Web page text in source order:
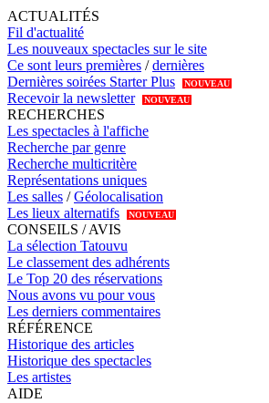
ACTUALITÉS
Fil d'actualité
Les nouveaux spectacles sur le site
Ce sont leurs premières /dernières
Dernières soirées Starter Plus
NOUVEAU
Recevoir la newsletter NOUVEAU
RECHERCHES
Les spectacles à l'affiche
Recherche par genre
Recherche multicritère
Représentations uniques
Les salles /Géolocalisation
Les lieux alternatifs
NOUVEAU
CONSEILS / AVIS
La sélection Tatouvu
Le classement des adhérents
Le Top 20 des réservations
Nous avons vu pour vous
Les derniers commentaires
RÉFÉRENCE
Historique des articles
Historique des spectacles
Les artistes
AIDE